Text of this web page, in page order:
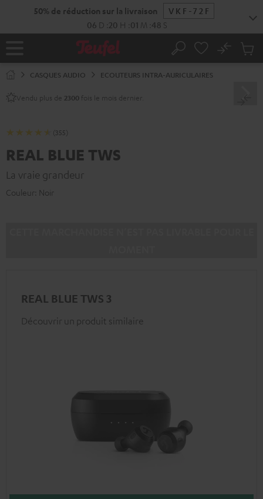
Page
Rechercher
No
CASQUES AUDIO ECOUTEURS INTRA-AURICULAIRES
Vendu plus de 2300 fois le mois dernier.
(355)
REAL BLUE TWS
La vraie grandeur
Couleur: Noir
REAL BLUE TWS 3
Découvrir un produit similaire